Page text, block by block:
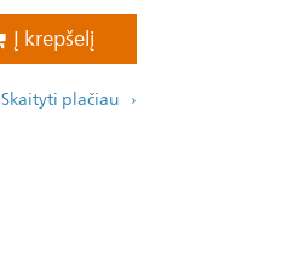
Į krepšelį
Skaityti plačiau